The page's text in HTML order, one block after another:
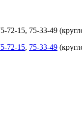
72-15, 75-33-49
72-15, 75-33-49